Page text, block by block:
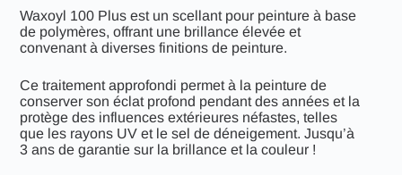
Waxoyl 100 Plus est un scellant pour peinture à base
de polymères, offrant une brillance élevée et
convenant à diverses finitions de peinture.
Ce traitement approfondi permet à la peinture de
conserver son éclat profond pendant des années et la
protège des influences extérieures néfastes, telles
que les rayons UV et le sel de déneigement. Jusqu’à
3 ans de garantie sur la brillance et la couleur !